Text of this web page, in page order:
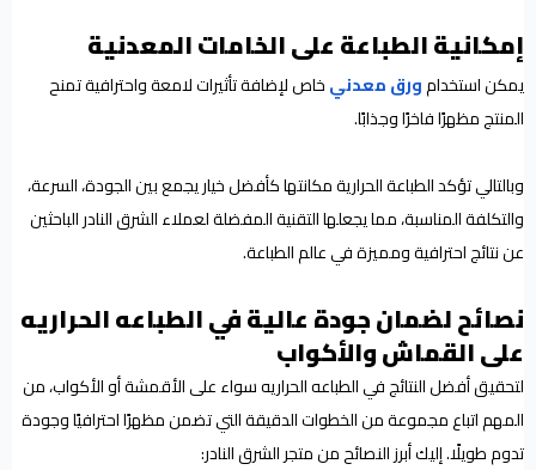
إمكانية الطباعة على الخامات المعدنية
يمكن استخدامورق معدنيخاص لإضافة تأثيرات لامعة واحترافية تمنح
المنتج مظهرًا فاخرًا وجذابًا.
وبالتالي تؤكد الطباعة الحرارية مكانتها كأفضل خيار يجمع بين الجودة، السرعة،
والتكلفة المناسبة، مما يجعلها التقنية المفضلة لعملاء الشرق النادر الباحثين
عن نتائج احترافية ومميزة في عالم الطباعة.
نصائح لضمان جودة عالية في الطباعه الحراريه
على القماش والأكواب
لتحقيق أفضل النتائج في الطباعه الحراريه سواء على الأقمشة أو الأكواب، من
المهم اتباع مجموعة من الخطوات الدقيقة التي تضمن مظهرًا احترافيًا وجودة
تدوم طويلًا. إليك أبرز النصائح من متجر الشرق النادر: